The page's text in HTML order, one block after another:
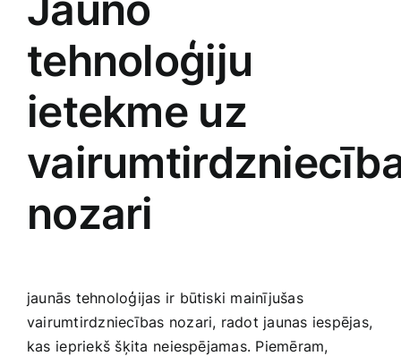
tehnoloģiju
ietekme​ uz
nozari
jaunās tehnoloģijas ir būtiski mainījušas
vairumtirdzniecības nozari,​ radot jaunas​ iespējas,⁤
kas⁢ iepriekš šķita⁢ neiespējamas. Piemēram,